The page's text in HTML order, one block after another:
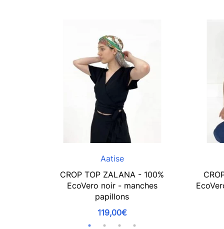
Aatise
CROP TOP ZALANA - 100%
EcoVero noir - manches
papillons
119,00€